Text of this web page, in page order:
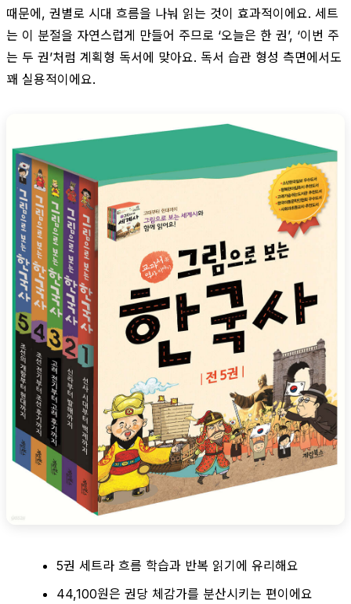
때문에, 권별로 시대 흐름을 나눠 읽는 것이 효과적이에요. 세트
는 이 분절을 자연스럽게 만들어 주므로 ‘오늘은 한 권’, ‘이번 주
는 두 권’처럼 계획형 독서에 맞아요. 독서 습관 형성 측면에서도
꽤 실용적이에요.
5권 세트라 흐름 학습과 반복 읽기에 유리해요
44,100원은 권당 체감가를 분산시키는 편이에요